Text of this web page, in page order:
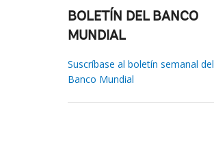
BOLETÍN DEL BANCO
MUNDIAL
Suscríbase al boletín semanal del
Banco Mundial